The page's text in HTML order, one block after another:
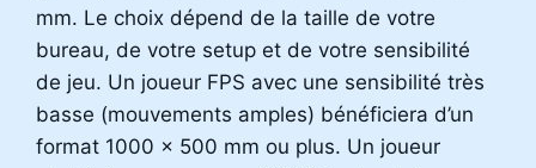
mm. Le choix dépend de la taille de votre
bureau, de votre setup et de votre sensibilité
de jeu. Un joueur FPS avec une sensibilité très
basse (mouvements amples) bénéficiera d’un
format 1000 x 500 mm ou plus. Un joueur